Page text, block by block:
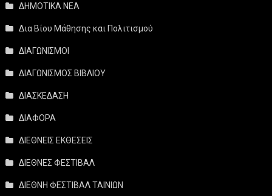
ΔΗΜΟΤΙΚΑ ΝΕΑ
Δια Βίου Μάθησης και Πολιτισμού
ΔΙΑΓΩΝΙΣΜΟΙ
ΔΙΑΓΩΝΙΣΜΟΣ ΒΙΒΛΙΟΥ
ΔΙΑΣΚΕΔΑΣΗ
ΔΙΑΦΟΡΑ
ΔΙΕΘΝΕΙΣ ΕΚΘΕΣΕΙΣ
ΔΙΕΘΝΕΣ ΦΕΣΤΙΒΑΛ
ΔΙΕΘΝΗ ΦΕΣΤΙΒΑΛ ΤΑΙΝΙΩΝ